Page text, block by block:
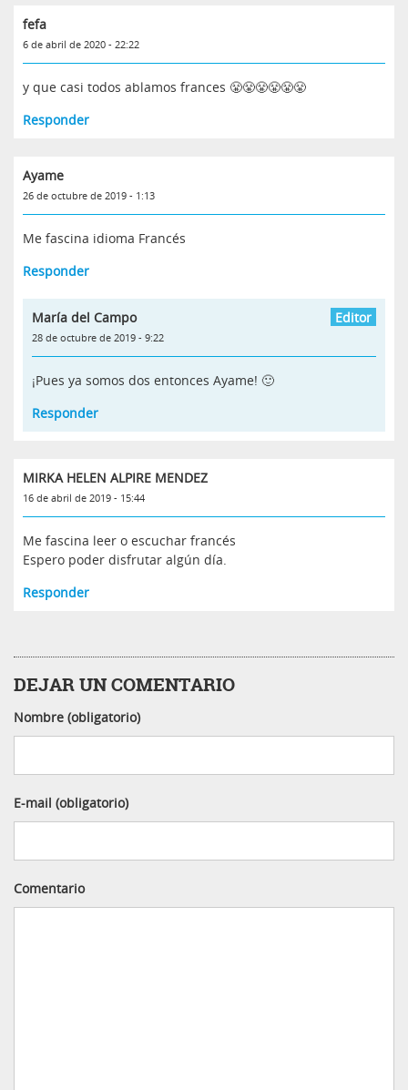
fefa
6 de abril de 2020 - 22:22
y que casi todos ablamos frances 😤😤😤😤😤😤
Responder
Ayame
26 de octubre de 2019 - 1:13
Me fascina idioma Francés
Responder
María del Campo
28 de octubre de 2019 - 9:22
¡Pues ya somos dos entonces Ayame! 🙂
Responder
MIRKA HELEN ALPIRE MENDEZ
16 de abril de 2019 - 15:44
Me fascina leer o escuchar francés
Espero poder disfrutar algún día.
Responder
DEJAR UN COMENTARIO
Nombre (obligatorio)
E-mail (obligatorio)
Comentario